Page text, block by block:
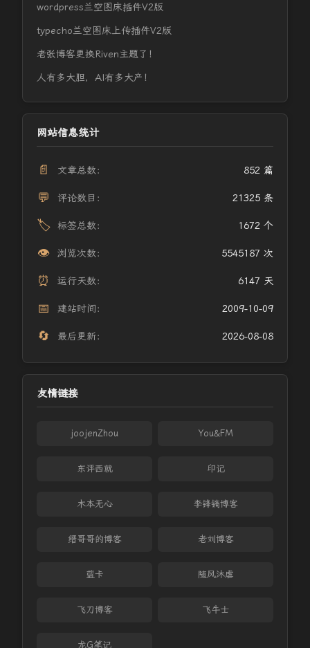
wordpress兰空图床插件V2版
typecho兰空图床上传插件V2版
老张博客更换Riven主题了！
人有多大胆，AI有多大产！
网站信息统计
📄 文章总数： 852 篇
💬 评论数目： 21325 条
🏷️ 标签总数： 1672 个
👁️ 浏览次数： 5545187 次
⏰ 运行天数： 6147 天
📅 建站时间： 2009-10-09
🔄 最后更新： 2026-08-08
友情链接
joojenZhou You&FM
东评西就 印记
木本无心 李锋镝博客
缙哥哥的博客 老刘博客
蓝卡 随风沐虐
飞刀博客 飞牛士
龙G笔记